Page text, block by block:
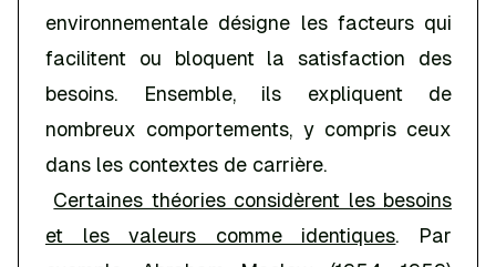
environnementale désigne les facteurs qui
facilitent ou bloquent la satisfaction des
besoins. Ensemble, ils expliquent de
nombreux comportements, y compris ceux
dans les contextes de carrière.
Certaines théories considèrent les besoins
et les valeurs comme identiques. Par